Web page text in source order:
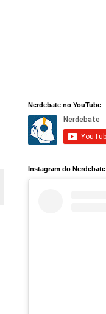
Nerdebate no YouTube
Instagram do Nerdebate